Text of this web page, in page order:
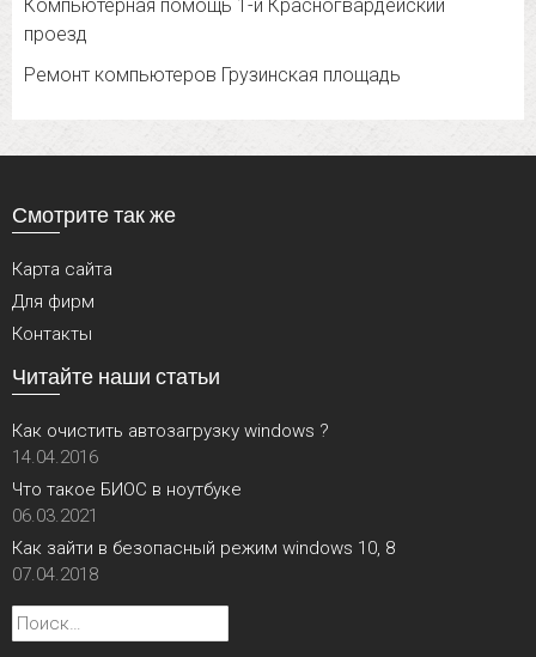
Компьютерная помощь 1-й Красногвардейский
проезд
Ремонт компьютеров Грузинская площадь
Смотрите так же
Карта сайта
Для фирм
Контакты
Читайте наши статьи
Как очистить автозагрузку windows ?
14.04.2016
Что такое БИОС в ноутбуке
06.03.2021
Как зайти в безопасный режим windows 10, 8
07.04.2018
Найти: